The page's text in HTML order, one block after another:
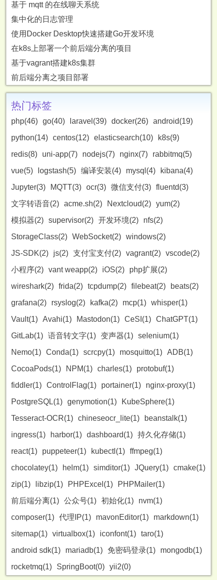
基于 mqtt 的在线聊天系统
集中化的日志管理
使用Docker Desktop快速搭建Go开发环境
在k8s上部署一个前后端分离的项目
基于vagrant搭建k8s集群
前后端分离之项目部署
热门标签
php(46) go(40) laravel(39) docker(26) android(19)
python(14) centos(12) elasticsearch(10)
k8s(9)
redis(8)
uni-app(7) nodejs(7) nginx(7)
rabbitmq(5)
vue(5)
logstash(5) 编译安装(4) mysql(4)
kibana(4)
Jupyter(3)
MQTT(3) ocr(3) 微信支付(3) fluentd(3)
文字转语音(2) acme.sh(2) Nextcloud(2) yum(2)
模拟器(2) supervisor(2) 开发环境(2)
nfs(2)
StorageClass(2) WebSocket(2) windows(2)
JS-SDK(2)
js(2) 支付宝支付(2) vagrant(2) vscode(2)
小程序(2) vant weapp(2) iOS(2)
php扩展(2)
wireshark(2) frida(2) tcpdump(2) filebeat(2)
beats(2)
grafana(2)
rsyslog(2) kafka(2) mcp(1) whisper(1)
Vault(1) Avahi(1) Mastodon(1) CeSI(1) ChatGPT(1)
GitLab(1) 语音转文字(1) 变声器(1) selenium(1)
Nemo(1) Conda(1) scrcpy(1) mosquitto(1) ADB(1)
CocoaPods(1)
NPM(1) charles(1)
protobuf(1)
fiddler(1) ControlFlag(1) portainer(1)
nginx-proxy(1)
PostgreSQL(1) genymotion(1)
KubeSphere(1)
Tesseract-OCR(1) chineseocr_lite(1)
beanstalk(1)
ingress(1)
harbor(1) dashboard(1) 持久化存储(1)
react(1)
puppeteer(1) kubectl(1) ffmpeg(1)
chocolatey(1)
helm(1) simditor(1) JQuery(1) cmake(1)
zip(1)
libzip(1) PHPExcel(1)
PHPMailer(1)
前后端分离(1) 公众号(1) 初始化(1)
nvm(1)
composer(1) 代理IP(1) mavonEditor(1)
markdown(1)
sitemap(1) virtualbox(1) iconfont(1) taro(1)
android sdk(1)
mariadb(1) 免密码登录(1)
mongodb(1)
rocketmq(1)
SpringBoot(0) yii2(0)